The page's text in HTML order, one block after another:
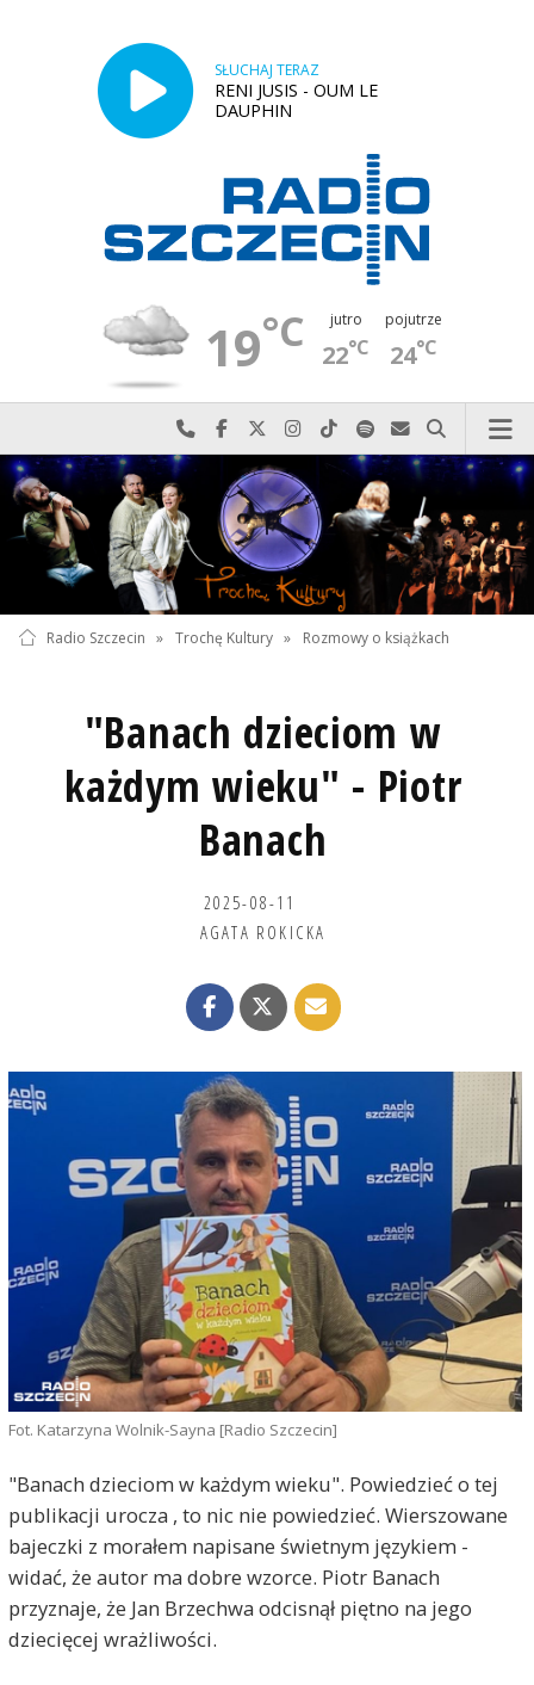
SŁUCHAJ TERAZ
RENI JUSIS - OUM LE
DAUPHIN
19°C jutro
22°C
pojutrze
24°C
Najlepiej po prostu do nas zadzwoń
Odwiedź nas na Facebook-u
Odwiedź nas na X
Odwiedź nas na Instagram-ie
Odwiedź nas na TikTok-u
Szukaj nas na Spotify
Wyślij do nas
Szukaj
Radio Szczecin » Trochę Kultury » Rozmowy o książkach
"Banach dzieciom w
każdym wieku" - Piotr
Banach
2025-08-11
AGATA ROKICKA
Fot. Katarzyna Wolnik-Sayna [Radio Szczecin]
"Banach dzieciom w każdym wieku". Powiedzieć o tej
publikacji urocza , to nic nie powiedzieć. Wierszowane
bajeczki z morałem napisane świetnym językiem -
widać, że autor ma dobre wzorce. Piotr Banach
przyznaje, że Jan Brzechwa odcisnął piętno na jego
dziecięcej wrażliwości.